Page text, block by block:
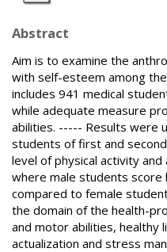
Abstract
Aim is to examine the
with self-esteem among
includes 941 medical
while adequate measure
abilities. ----- Results were
students of first and
level of physical activity
where male students score
compared to female
the domain of the health-
and motor abilities, healthy
actualization and stress